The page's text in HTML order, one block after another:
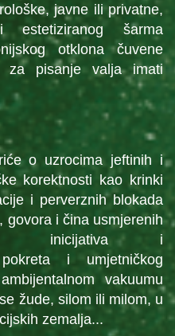
javne ili privatne,
estetiziranog šarma
otklona čuvene
za pisanje valja imati
o uzrocima jeftinih i
korektnosti kao krinki
i perverznih blokada
govora i čina usmjerenih
inicijativa i
pokreta i umjetničkog
vakuumu
žude, silom ili milom, u
zemalja...